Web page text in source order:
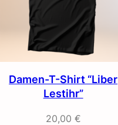
Damen-T-Shirt “Liber
Lestihr”
20,00 €